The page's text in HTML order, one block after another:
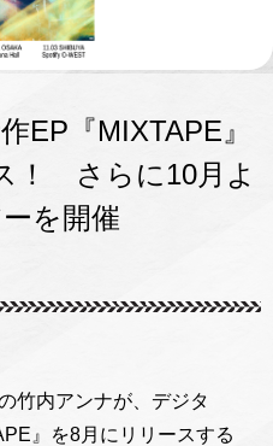
EP『MIXTAPE』
！ さらに10月よ
を開催
竹内アンナが、デジタ
』を8月にリリースする